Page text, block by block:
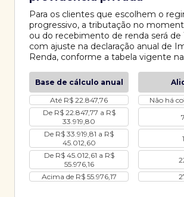
Para os clientes que escolhem o
progressivo, a tributação no
ou do recebimento de renda será de
com ajuste na declaração anual de
Renda, conforme a tabela vigente
Base de cálculo anual
Até R$ 22.847,76
Não há
De R$ 22.847,77 a R$
33.919,80
De R$ 33.919,81 a R$
45.012,60
De R$ 45.012,61 a R$
55.976,16
Acima de R$ 55.976,17